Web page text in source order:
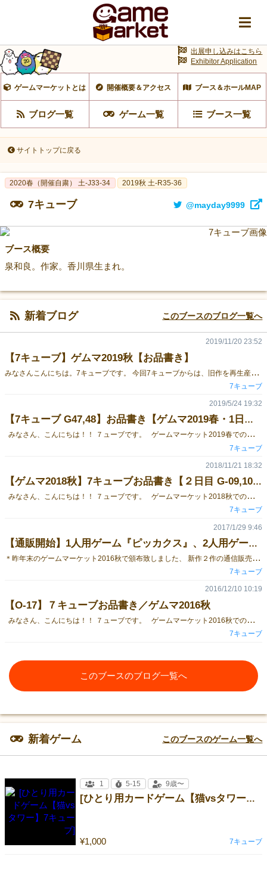
ゲームマーケットとは 開催概要＆アクセス ブース＆ホールMAP
ブログ一覧 ゲーム一覧 ブース一覧
出展申し込みはこちら
Exhibitor Application
サイトトップに戻る
2020春（開催自粛） 土-J33-34 2019秋 土-R35-36
7キューブ @mayday9999
ブース概要
泉和良。作家。香川県生まれ。
新着ブログ このブースのブログ一覧へ
【7キューブ】ゲムマ2019秋【お品書き】
み
なさんこんにちは。7キューブです。 今回7キューブからは、旧作を再生産致しましたので、 ゲマム2019秋の 1日目 11/23(土) に、 ブース（位置：R-35,36） にて、再販致します。 再販するのは、以下の4作。 ～～～～～～～～～～～～～～～～～～～～～～～～～～～～～～～～～～～～～～～～～～～～～ ★ひとり用ゲーム『うどんエイリアン』 ゲムマ価格￥１，０００ 地球に襲来せしエイリアンから人類を救うため、うどんを作って香川県の人口を増やそう！ ・・・というキャッチフレーズのもと、人気を博したひとり用ゲームの秀作！ 説明書はお薬箱のように、箱の裏に書かれています。 面白いのはフレーバーだけでなく、ソリティアとして優れたゲームシステムになっています！ 簡単にはクリアできない、コシのあるゲーム内容です！ うどんだけに！！ 何度もトライして、少しずつプレイヤースキルが高まっていくのを堪能しつつ、楽しめる内容となっております。 おうどんが好きなら、面白さ倍増！ ゲムマ2019秋では、50個限定の再販です。売り切れ前に、ぜひ、この機会にお求め下さいませ！ 参考動画＞「【ひとり用ゲーム・ゲームマーケット】 うどんエイリアン 【シッポさん】」（ニコニコ動画） ～～～～～～～～～～～～～～～～～～～～～～～～～～～～～～～～～～～～～～～～～～～～～ ★4～6人用ゲーム『恋する魔法』 ゲムマ価格￥１，５００ 人狼ライクな、4～6人用の告白ゲームです。 ニコニコ自作ゲームフェス・ゲームマーケット部門アイデア賞受賞作品。 処理条件やスキルの異なるジョブとなり、 想い人に告白をして結ばれることを競うパーティーゲームです。 実際に告白セリフを言ったりするゲーム進行なので、男女だとドキドキな感じに。 同性同士だと、妙な盛り上がりが…！ 何度もワイワイと遊べる内容となっております。 こちらもゲムマ2019秋にて、50部限定の再販となっております。 ～～～～～～～～～～～～～～～～～～～～～～～～～～～～～～～～～～～～～～～～～～～～～ ★ひとり用ゲーム『猫vsタワー』 ゲムマ価格 ￥１，０００ こちらは、ゲムマ2019春にて販売された前作のひとり用ゲームです。 敵となって現れる高層建造物たちから、無事に猫ちゃんが飛び降りることができるかどうか！？ という斬新なフレーバー！！ 世界中の有名な高層建造物が出てきます！ 太陽の塔から、トランプタワー、スカイツリー、そして果てはバベルの塔まで！ 世界のいろんな高層建造物の勉強にもなって一石二鳥！！ 可愛い猫ちゃんの絵も楽しめる、ほのぼのひとり用ゲームです。 こちらは在庫わずかとなっております。当日はお早めにどうぞ！ 参考動画＞【1人用カードゲーム】 猫vsタワー【ゲームマーケット2019春】（ニコニコ動画） ～～～～～～～～～～～～～～～～～～～～～～～～～～～～～～～～～～～～～～～～～～～～～ ★2～4人用カードゲーム『ポテトチップス・暗闇の迷宮』 ゲムマ価格 ￥１，５００ 実際にポテトチップスを用意して、食べながらプレーするという、 ポテトチップスが大好きな人のための、2～4人用のパーティーゲームです。 迷宮内に散らばるポテトチップスの破片を集め、 １枚のポテトチップスを完成させた者が、 みんなの前で、自慢げに、実際のポテトチップスを食べることができます！！！ お腹を空かせたみんなの前で、ポテトチップスを見せ付けながら食べる行為、その至福をぜひご堪能下さい！！ 自分が見せ付けられた時には、逆上間違いなし！！ ワイワイと楽しみながら遊べるゲームです。 こちらも、在庫わずかとなっております。当日はお早めにどうぞ！ 参考動画＞【2～4人用ゲーム】ポテトチップス・暗闇の迷宮【ゲームマーケット2018秋】（ニコニコ動画） ～～～～～～～～～～～～～～～～～～～～～～～～～～～～～～～～～～～～～～～～～～～～～ さて、7キューブでは、これら以外に、 現在開発中の試作版、 4人用、使い切りの鉛筆ゲーム『シンプル・ワールズ』 ￥５００ を当日頒布予定です。 デバッグを一回もやっていない試作ですので、 そういうの大好き、どんとこいやー！！ という方向けとなっております。 こちらは当日、数部のみの頒布となります。 というわけで、毎回ちょっとおかしな面白い手作りゲームを作っている7キューブからのお知らせでした。 ぜひ、ブース(1日目 R-35,36)まで、遊びに来てくださいませ！！ 当日は、シッポさん本人が売り子をしております！！
2019/11/20 23:52
7キューブ
【7キューブ G47,48】お品書き【ゲムマ2019春・1日目】
みなさん、こんにちは！！ ７ューブです。 ゲームマーケット2019春での、７キューブのお品書きは、 新作１点、旧作１点にて、以下のようになっております。 ～～～ 新作 ～～～ ◆＜新作＞ひとり用ゲーム『 猫 vs タワー 』 ￥１，０００ New!! ～ついつい高い所から飛び降りちゃう猫と、人類の英知の結晶・高層建造物との熱き戦いがここに！ →『 猫 vs タワー 』の説明ページはこちら ＊ ～～～ 前回の作品の再販分も持参します ～～～ ◆2～4人用ゲーム『 ポテトチップス・暗闇の迷宮 』 ￥１，５００ ～ばらばらになったポテトチップスの欠片を組み合わせ、迷宮から脱出せよ！ →『ポテトチップス･暗闇の迷宮』の説明ページはこちら ＊ ～～～～～～～～～～～～～～～～～～～～～～～～～～～ その他、在庫が残っているものも少しですが持って行きます！ 毎度売り切れが発生しておりますので、当日はお早めにお買い求め下さいませ。 ブースは、1日目 5月25日(土) [ G-47,48 ]となっております。 皆様のお越しをお待ちしております！！ ７キューブ(c) ／ アンディーメンテ(c)
2019/5/24 19:32
7キューブ
【ゲムマ2018秋】7キューブお品書き【２日目 G-09,10】
みなさん、こんにちは！！ ７ューブです。 ゲームマーケット2018秋での、７キューブのお品書きは、 新作１点、旧作４点にて、以下のようになっております。 ～～～ 新作 ～～～ ◆＜新作＞2～4人用ゲーム『 ポテトチップス・暗闇の迷宮 』 ￥１，５００ New!! ～ばらばらになったポテトチップスの欠片を組み合わせ、迷宮から脱出せよ！ →『ポテトチップス･暗闇の迷宮』の説明ページはこちら ＊ ～～～ 前回までの作品も持参します ～～～ ◆１人用カードゲーム 『 うどんエイリアン 』 ￥１，０００ ～エイリアンから人類を救うため、うどんを沢山作って、香川県の人口を増やす１人用ゲーム。 毎度好評につき、再販致しました！ →『うどんエイリアン』の説明ページはこちら ＊ ◆4人用ゲーム 『魔界の使者、銭湯へ行く 』 ￥１，５００ ～世にも恐ろしい魔界の使者にも、疲れはあった……。そんな魔界の使者が銭湯へ。 光の騎士チームと2vs2に分かれて戦う4人用ゲームです。 とてもフレーバーのいいゲームなので、再販致しました！ →『魔界の使者、銭湯へ行く』の説明ページはこちら ＊ ◆１人用カードゲーム 『ピッカクス 』 ￥１，０００ ～父の残した大借金を返すため、鉱山で財宝を採掘せよ！ 一人用カードゲーム。 →『ピッカクス』の説明ページはこちら ＊ ◆１人用カードゲーム 『お星様エレメント 』 ￥１，０００ ～色々なエレメントを持つ素材を合成し、最後の一枚の合成を目指す一人用ゲーム。 →『お星様エレメント』の説明ページはこちら ＊ ＊ それぞれ、在庫は僅少となっております。 毎度売り切れが発生しておりますので、当日はお早めにお買い求め下さいませ。 ブースは、2日目 11月25日(日) [ G-09,10 ]となっております。 皆様のお越しをお待ちしております！！ ７キューブ(c) ／ アンディーメンテ(c)
2018/11/21 18:32
7キューブ
【通販開始】1人用ゲーム『ピッカクス』、2人用ゲーム『はらぺこウォー』【7キューブ】
＊
昨年末のゲームマーケット2016秋で頒布致しました、 新作２作の通信販売を開始しましたので、お知らせ致します！ ～～～～～～～～～～～～～～～～～～～～～～～～～ ◆ひとり用カードゲーム『ピッカクス』 ひとり用の、鉱山採掘カードゲームです。 pixivBOOTHにて、￥1,000で取り扱っております。 →通販はこちら ↑こんなカードが入っております。 ～～～～～～～～～～～～～～～～～～～～～～～～ ◆２人用カードゲーム『はらぺこウォー！』 ２人で対戦するカードゲームです。 pixivBOOTHにて、￥1,000で取り扱っております。 →通販はこちら ↑こんなカードが入っております。 他にも、７キューブでは、 １人用カードゲーム『うどんエイリアン』、 １人用カードゲーム『ブラックホール人情』、 ４～６人用カードゲーム『恋する魔法』 など、面白いテーブルゲームを扱っております。
2017/1/29 9:46
7キューブ
【O-17】７キューブお品書き／ゲムマ2016秋
みなさん、こんにちは！！ ７ューブです。 ゲームマーケット2016秋での、７キューブのお品書きは、 新作２点、旧作３点にて、以下のようになっております。 ～～～ 新作 ～～～ ◆＜新作＞１人用・鉱山採掘ゲーム『 ピッカクス 』 ￥１，０００ New!! ～廃鉱山でダイヤを採掘し、父が遺した大借金を返済する１人用カードゲーム ◆＜新作＞２人用・対戦ゲーム『 はらぺこウォー！ 』 ￥１，０００ New!! ～食欲と武力によって、命がけの戦いを乗り越えろ！はらぺこ２人対戦ゲーム。 ～～～ 前回までの作品も持参します ～～～ ◆１人用カードゲーム 『 うどんエイリアン 』 ￥１，０００ ～エイリアンから人類を救うため、うどんを沢山作って、香川県の人口を増やす１人用ゲーム。 ◆１人用カードゲーム 『ブラックホール人情 』 ￥１，５００ ～"良いこと"をして、人情によって、ブラックホールに吸い込まれる地球を救う１人用ゲーム。 ◆１人用カードゲーム 『 猫リニアモーターカー 』 ￥２，０００ ～猫が発する電磁力によって動く、"猫リニア"で、３分以内に南極へ行き、ラーメンが伸びる前に食べる１人用ゲーム。 ◆４～６人用カードゲーム 『 恋する魔法 』 ￥１，５００ ～職業と魔法を駆使し、好きな想い人への告白をシミュレーションする、カジュアル告白パーティーゲーム。 それぞれ、在庫は僅少となっております。 毎度売り切れが発生しておりますので、お早めにお買い求め下さいませ。 ブース位置は[ O-17 ]となっております。 皆様のお越しをお待ちしております！！ ７キューブ(c) ／ アンディーメンテ(c)
2016/12/10 10:19
7キューブ
このブースのブログ一覧へ
新着ゲーム このブースのゲーム一覧へ
[ひとり用カードゲーム【猫vsタワー】7キューブ]
¥1,000
1 5-15 9歳〜
7キューブ